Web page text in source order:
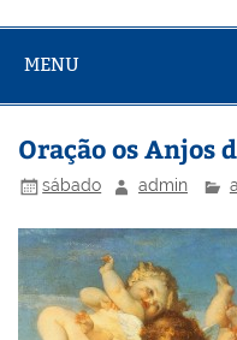
MENU
Oração os Anjos
sábado admin